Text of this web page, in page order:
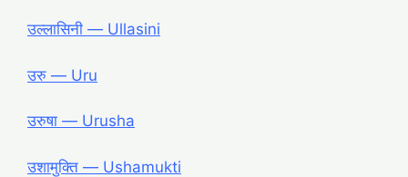
उल्लासिनी ― Ullasini
उरु ― Uru
उरुषा ― Urusha
उशामुक्ति ― Ushamukti